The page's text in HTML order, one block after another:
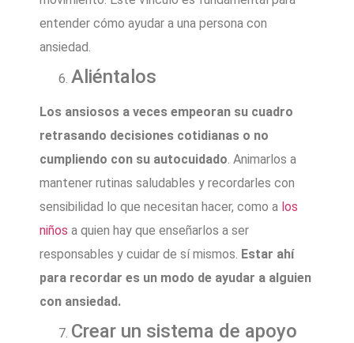
entender cómo ayudar a una persona con
ansiedad.
Aliéntalos
Los ansiosos a veces empeoran su cuadro
retrasando decisiones cotidianas o no
cumpliendo con su autocuidado . Animarlos a
mantener rutinas saludables y recordarles con
sensibilidad lo que necesitan hacer, como a los
niños a quien hay que enseñarlos a ser
responsables y cuidar de sí mismos. Estar ahí
para recordar es un modo de ayudar a alguien
con ansiedad.
Crear un sistema de apoyo